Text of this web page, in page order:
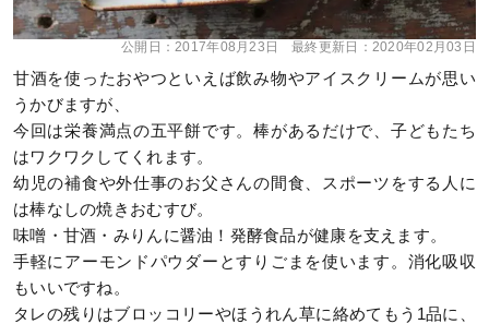
公開日：2017年08月23日 最終更新日： 2020年02月03日
甘酒を使ったおやつといえば飲み物やアイスクリームが思い
うかびますが、
今回は栄養満点の五平餅です。棒があるだけで、子どもたち
はワクワクしてくれます。
幼児の補食や外仕事のお父さんの間食、スポーツをする人に
は棒なしの焼きおむすび。
味噌・甘酒・みりんに醤油！発酵食品が健康を支えます。
手軽にアーモンドパウダーとすりごまを使います。消化吸収
もいいですね。
タレの残りはブロッコリーやほうれん草に絡めてもう1品に、